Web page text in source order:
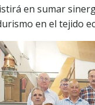
en sumar
en el tejido